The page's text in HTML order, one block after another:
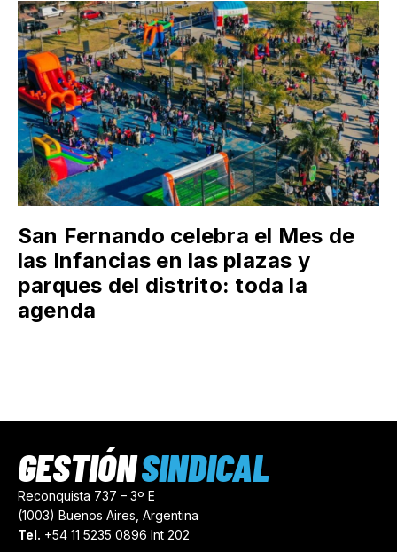
San Fernando celebra el Mes de
las Infancias en las plazas y
parques del distrito: toda la
agenda
Reconquista 737 – 3º E
(1003) Buenos Aires, Argentina
Tel. +54 11 5235 0896 Int 202
GESTIÓNSINDICAL